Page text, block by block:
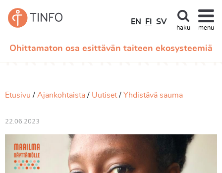
Ohittamaton osa esittävän taiteen ekosysteemiä
EN FI SV
haku menu
Etusivu Ajankohtaista Uutiset Yhdistävä sauma
22.06.2023